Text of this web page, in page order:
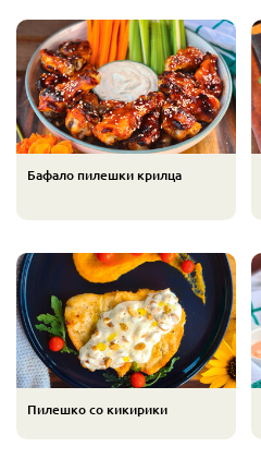
Бафало пилешки крилца
Пилешко со кикирики